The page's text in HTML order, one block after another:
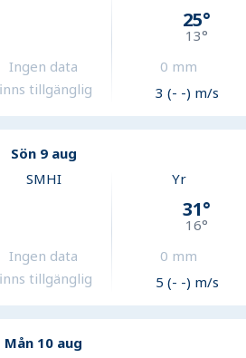
Ingen data
tillgänglig
25°
13°
0 mm
3 (- -) m/s
Sön 9 aug
SMHI
Ingen data
tillgänglig
Yr
31°
16°
0 mm
5 (- -) m/s
Mån 10 aug